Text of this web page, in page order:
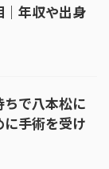
年収や出身
で八本松に
手術を受け